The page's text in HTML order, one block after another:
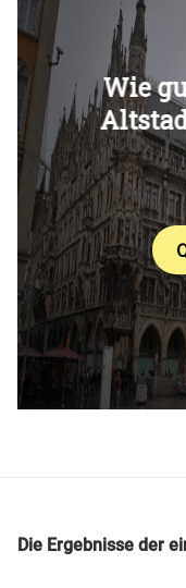
Die Ergebnisse der